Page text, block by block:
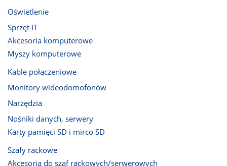
Oświetlenie
Sprzęt IT
Akcesoria komputerowe
Myszy komputerowe
Kable połączeniowe
Monitory wideodomofonów
Narzędzia
Nośniki danych, serwery
Karty pamięci SD i mirco SD
Szafy rackowe
Akcesoria do szaf rackowych/serwerowych